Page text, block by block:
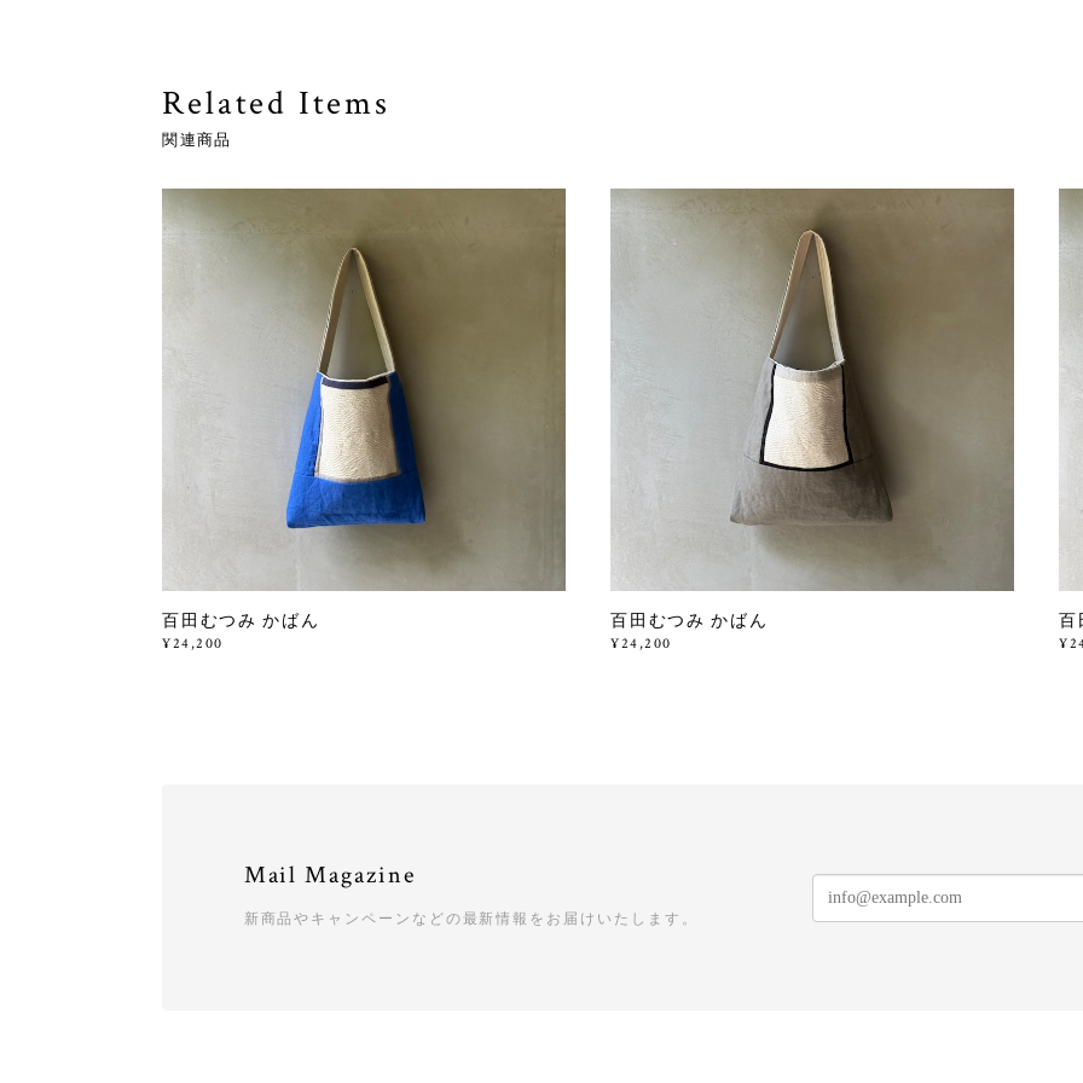
Related Items
関連商品
百田むつみ かばん
¥24,200
百田むつみ かばん
¥24,200
百
Mail Magazine
新商品やキャンペーンなどの最新情報をお届けいたします。